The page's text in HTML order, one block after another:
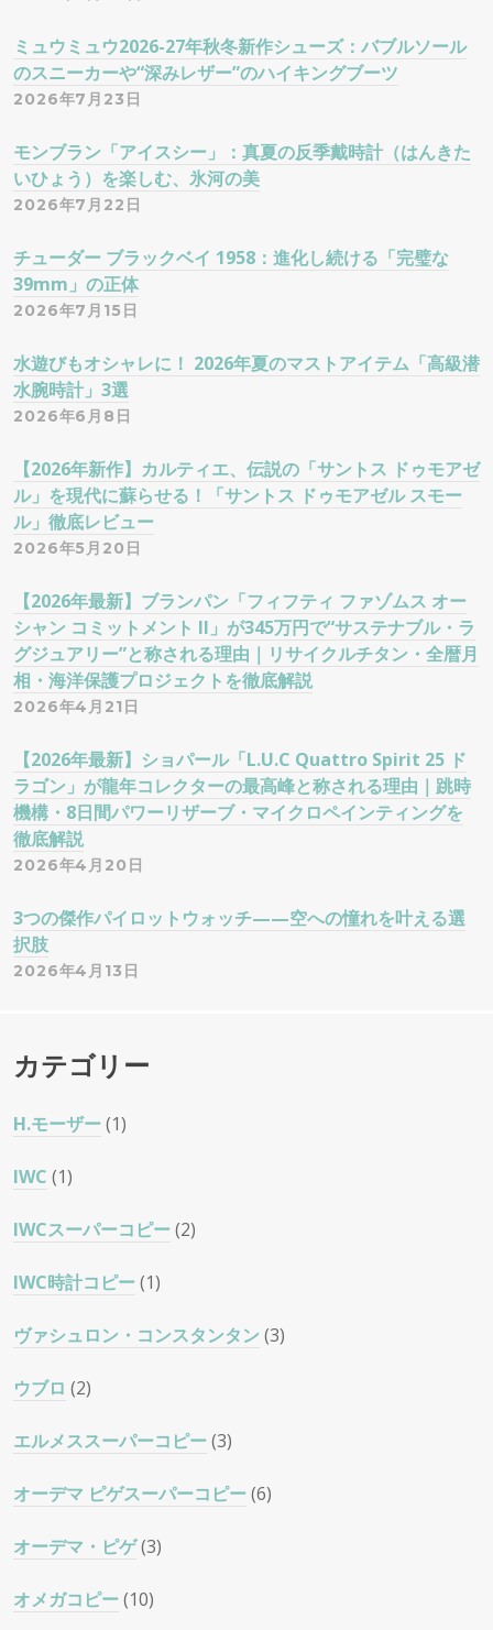
ミュウミュウ2026-27年秋冬新作シューズ：バブルソール
のスニーカーや“深みレザー”のハイキングブーツ
2026年7月23日
モンブラン「アイスシー」：真夏の反季戴時計（はんきた
いひょう）を楽しむ、氷河の美
2026年7月22日
チューダー ブラックベイ 1958：進化し続ける「完璧な
39mm」の正体
2026年7月15日
水遊びもオシャレに！ 2026年夏のマストアイテム「高級潜
水腕時計」3選
2026年6月8日
【2026年新作】カルティエ、伝説の「サントス ドゥモアゼ
ル」を現代に蘇らせる！「サントス ドゥモアゼル スモー
ル」徹底レビュー
2026年5月20日
【2026年最新】ブランパン「フィフティ ファゾムス オー
シャン コミットメント II」が345万円で“サステナブル・ラ
グジュアリー”と称される理由｜リサイクルチタン・全暦月
相・海洋保護プロジェクトを徹底解説
2026年4月21日
【2026年最新】ショパール「L.U.C Quattro Spirit 25 ド
ラゴン」が龍年コレクターの最高峰と称される理由｜跳時
機構・8日間パワーリザーブ・マイクロペインティングを
徹底解説
2026年4月20日
3つの傑作パイロットウォッチ——空への憧れを叶える選
択肢
2026年4月13日
カテゴリー
H.モーザー(1)
IWC (1)
IWCスーパーコピー(2)
IWC時計コピー(1)
ヴァシュロン・コンスタンタン (3)
ウブロ (2)
エルメススーパーコピー(3)
オーデマ ピゲスーパーコピー(6)
オーデマ・ピゲ(3)
オメガコピー(10)